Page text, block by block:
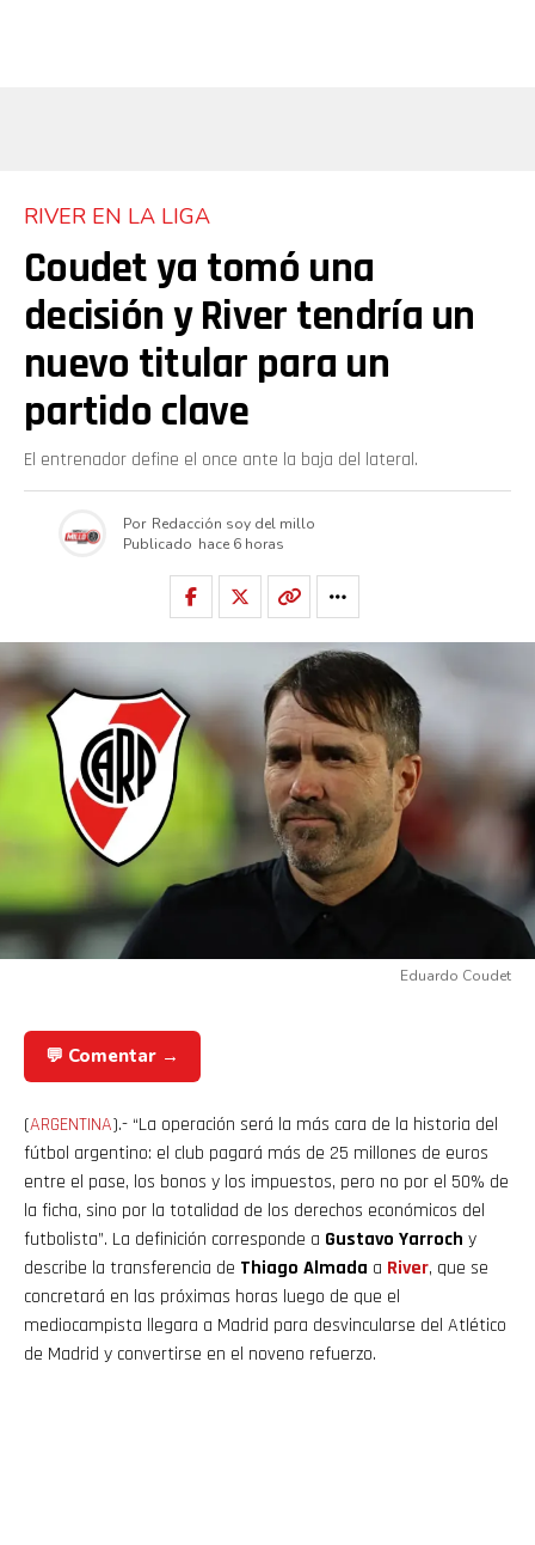
RIVER EN LA LIGA
Coudet ya tomó una
decisión y River tendría un
nuevo titular para un
partido clave
El entrenador define el once ante la baja del lateral.
Por Redacción soy del millo
Publicado hace 6 horas
Eduardo Coudet
💬 Comentar →
(ARGENTINA).- “La operación será la más cara de la historia del
fútbol argentino: el club pagará más de 25 millones de euros
entre el pase, los bonos y los impuestos, pero no por el 50% de
la ficha, sino por la totalidad de los derechos económicos del
futbolista”. La definición corresponde a Gustavo Yarroch y
describe la transferencia de Thiago Almada a River, que se
concretará en las próximas horas luego de que el
mediocampista llegara a Madrid para desvincularse del Atlético
de Madrid y convertirse en el noveno refuerzo.